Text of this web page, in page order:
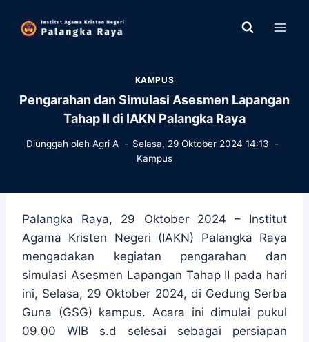
KAMPUS
Pengarahan dan Simulasi Asesmen Lapangan
Tahap II di IAKN Palangka Raya
Diunggah oleh Agri A
Selasa, 29 Oktober 2024 14:13
Kampus
Palangka Raya, 29 Oktober 2024 – Institut
Agama Kristen Negeri (IAKN) Palangka Raya
mengadakan kegiatan pengarahan dan
simulasi Asesmen Lapangan Tahap II pada hari
ini, Selasa, 29 Oktober 2024, di Gedung Serba
Guna (GSG) kampus. Acara ini dimulai pukul
09.00 WIB s.d selesai sebagai persiapan